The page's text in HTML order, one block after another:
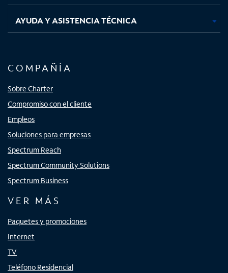
AYUDA Y ASISTENCIA TÉCNICA
COMPAÑÍA
Sobre Charter
Compromiso con el cliente
Empleos
Soluciones para empresas
Spectrum Reach
Spectrum Community Solutions
Spectrum Business
VER MÁS
Paquetes y promociones
Internet
TV
Teléfono Residencial